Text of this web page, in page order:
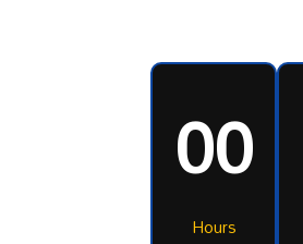
00
Hours